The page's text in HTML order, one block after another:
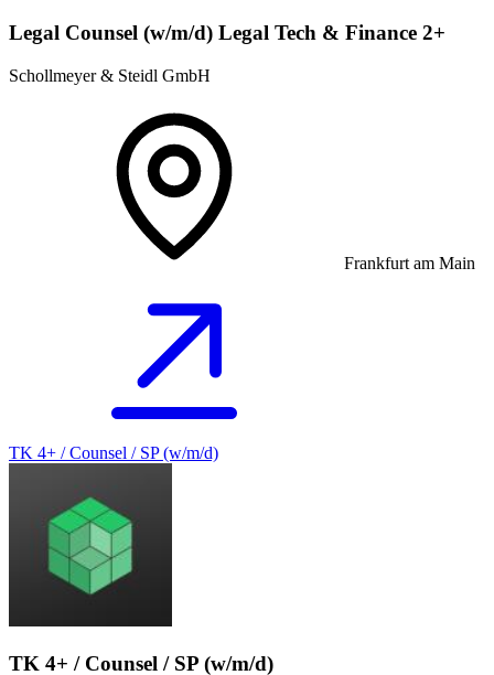
Legal Counsel (w/m/d) Legal Tech & Finance 2+
Schollmeyer & Steidl GmbH
Frankfurt am Main
TK 4+ / Counsel / SP (w/m/d)
TK 4+ / Counsel / SP (w/m/d)